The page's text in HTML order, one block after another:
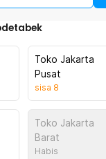
Toko Jakarta
Pusat
sisa 8
Toko Jakarta
Barat
Habis